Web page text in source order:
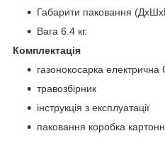
Габарити паковання
Вага 6.4 кг.
Комплектація
газонокосарка
травозбірник
інструкція з експлуатації
паковання коробка